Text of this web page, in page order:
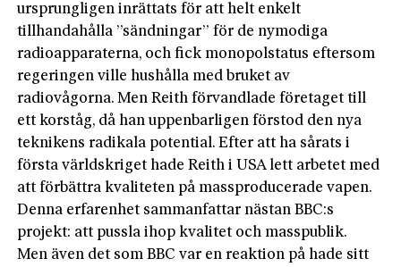
ursprungligen inrättats för att helt enkelt
tillhandahålla ”sändningar” för de nymodiga
radioapparaterna, och fick monopolstatus eftersom
regeringen ville hushålla med bruket av
radiovågorna. Men Reith förvandlade företaget till
ett korståg, då han uppenbarligen förstod den nya
teknikens radikala potential. Efter att ha sårats i
första världskriget hade Reith i USA lett arbetet med
att förbättra kvaliteten på massproducerade vapen.
Denna erfarenhet sammanfattar nästan BBC:s
projekt: att pussla ihop kvalitet och masspublik.
Men även det som BBC var en reaktion på hade sitt